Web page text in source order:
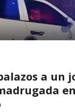
a un
en